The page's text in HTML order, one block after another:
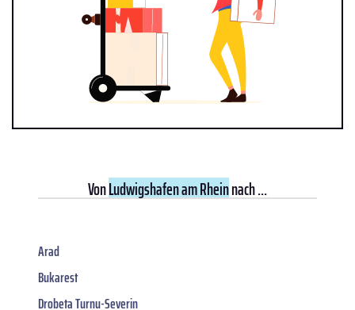
VonLudwigshafen am Rheinnach ...
Arad
Bukarest
Drobeta Turnu-Severin